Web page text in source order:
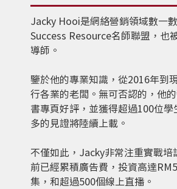
Jacky Hooi是網絡營銷領域數一
Success Resource名師聯盟，也
導師。
鑒於他的專業知識，從2016年到
行各業的老闆。無可否認的，他
書專頁好評，並獲得超過100位
多的見證將陸續上載。
不僅如此，Jacky非常注重實戰
前已經累積廣告費，投資高達
集，和超過500個線上直播。